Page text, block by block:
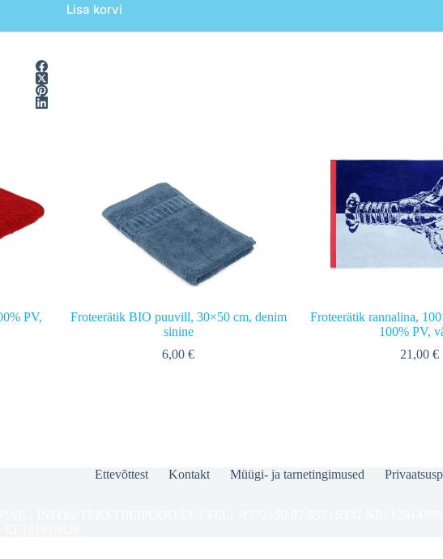
Lisa korvi
PV,
Froteerätik BIO puuvill, 30×50 cm, denim
sinine
6,00€
Froteerätik rannalina,
100% PV,
21,00 €
Ettevõttest Kontakt Müügi- ja tarnetingimused